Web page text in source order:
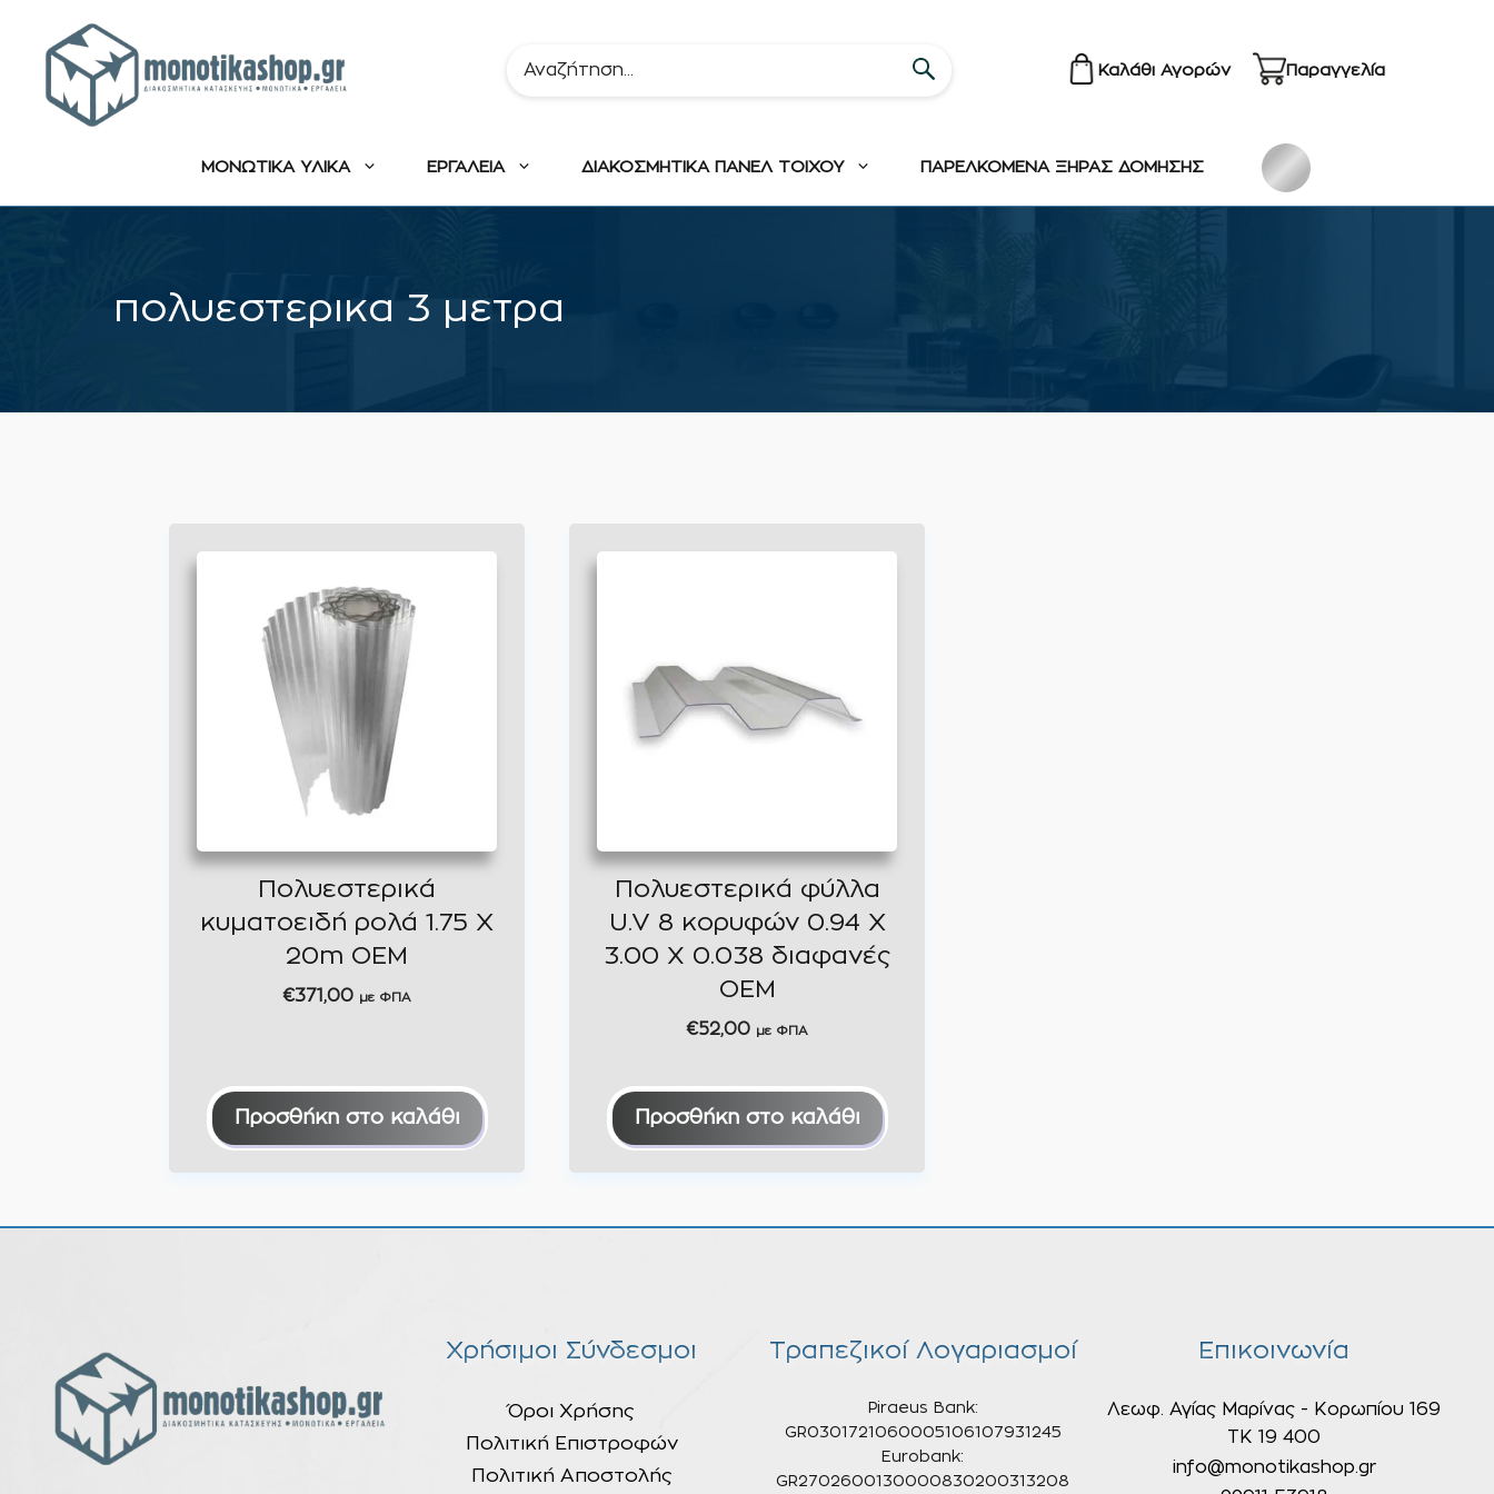
περιεχόμενο
Καλάθι Αγορών Παραγγελία
ΜΟΝΩΤΙΚΑ ΥΛΙΚΑ ΕΡΓΑΛΕΙΑ ΔΙΑΚΟΣΜΗΤΙΚΑ ΠΑΝΕΛ ΤΟΙΧΟΥ ΠΑΡΕΛΚΟΜΕΝΑ ΞΗΡΑΣ ΔΟΜΗΣΗΣ
πολυεστερικα 3 μετρα
Πολυεστερικά
κυματοειδή ρολά 1.75 Χ
20m ΟEM
€371,00 με ΦΠΑ
Προσθήκη στο καλάθι
Πολυεστερικά φύλλα
U.V 8 κορυφών 0.94 Χ
3.00 X 0.038 διαφανές
OEM
€52,00 με ΦΠΑ
Προσθήκη στο καλάθι
Χρήσιμοι Σύνδεσμοι
Όροι Χρήσης
Πολιτική Επιστροφών
Πολιτική Αποστολής
Τραπεζικοί Λογαριασμοί
Piraeus Bank:
GR0301721060005106107931245
Eurobank:
GR2702600130000830200313208
Επικοινωνία
Λεωφ. Αγίας Μαρίνας - Κορωπίου 169
ΤΚ 19 400
info@monotikashop.gr